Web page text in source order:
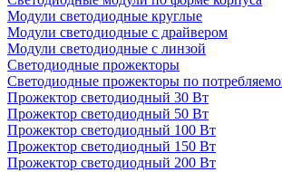
Модули светодиодные круглые
Модули светодиодные с драйвером
Модули светодиодные с линзой
Светодиодные прожекторы
Светодиодные прожекторы по
Прожектор светодиодный 30 Вт
Прожектор светодиодный 50 Вт
Прожектор светодиодный 100 Вт
Прожектор светодиодный 150 Вт
Прожектор светодиодный 200 Вт